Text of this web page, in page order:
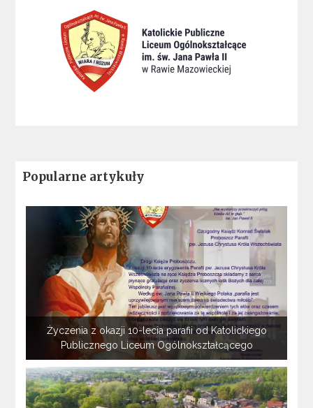
Popularne artykuły
Życzenia z okazji 10-lecia parafii od Katolickiego
Publicznego Liceum Ogólnokształcącego